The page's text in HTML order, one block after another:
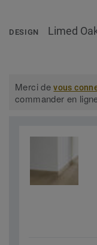
DESIGN Limed
Merci devous
commander en